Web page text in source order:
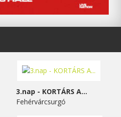
3.nap - KORTÁRS A...
Fehérvárcsurgó